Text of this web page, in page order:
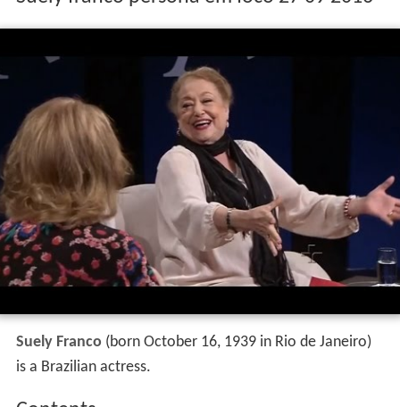
Suely Franco (born October 16, 1939 in Rio de Janeiro)
is a Brazilian actress.